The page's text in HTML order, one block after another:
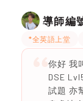
導師編
*全英語上堂
你好 我
DSE
試題 亦